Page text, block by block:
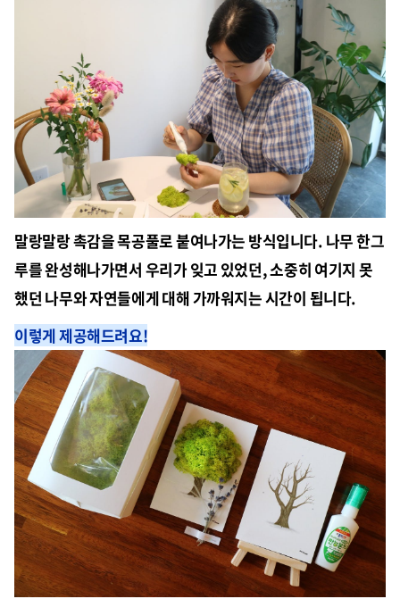
말랑말랑 촉감을 목공풀로 붙여나가는 방식입니다. 나무 한그
루를 완성해나가면서 우리가 잊고 있었던, 소중히 여기지 못
했던 나무와 자연들에게 대해 가까워지는 시간이 됩니다.
이렇게 제공해드려요!